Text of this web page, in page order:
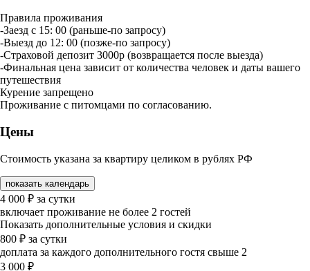
Правила проживания
-Заезд с 15: 00 (раньше-по запросу)
-Выезд до 12: 00 (позже-по запросу)
-Страховой депозит 3000р (возвращается после выезда)
-Финальная цена зависит от количества человек и даты вашего
путешествия
Курение запрещено
Проживание с питомцами по согласованию.
Цены
Стоимость указана за квартиру целиком в рублях РФ
показать календарь
4 000 ₽ за сутки
включает проживание не более 2 гостей
Показать дополнительные условия и скидки
800 ₽ за сутки
доплата за каждого дополнительного гостя свыше 2
3 000 ₽